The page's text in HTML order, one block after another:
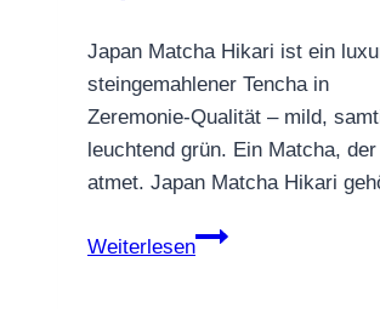
Japan Matcha Hikari ist ein
steingemahlener Tencha in
Zeremonie‑Qualität – mild,
leuchtend grün. Ein Matcha,
atmet. Japan Matcha Hikari
Weiterlesen
Japan